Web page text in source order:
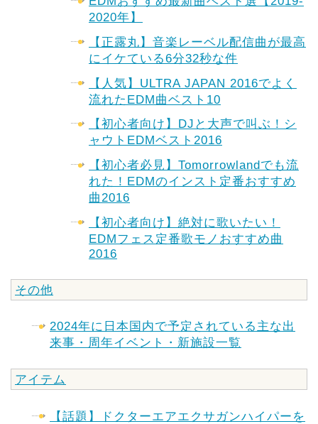
2020年】
【正露丸】音楽レーベル配信曲が最高
にイケている6分32秒な件
【人気】ULTRA JAPAN 2016でよく
流れたEDM曲ベスト10
【初心者向け】DJと大声で叫ぶ！シ
ャウトEDMベスト2016
【初心者必見】Tomorrowlandでも流
れた！EDMのインスト定番おすすめ
曲2016
【初心者向け】絶対に歌いたい！
EDMフェス定番歌モノおすすめ曲
2016
その他
2024年に日本国内で予定されている主な出
来事・周年イベント・新施設一覧
アイテム
【話題】ドクターエアエクサガンハイパーを